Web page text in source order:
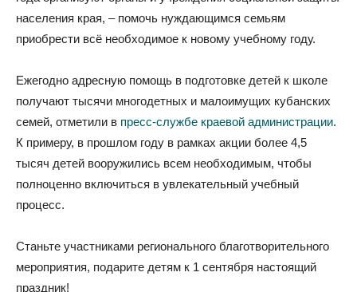
населения края, – помочь нуждающимся семьям
приобрести всё необходимое к новому учебному году.
Ежегодно адресную помощь в подготовке детей к школе
получают тысячи многодетных и малоимущих кубанских
семей, отметили в пресс-службе краевой администрации.
К примеру, в прошлом году в рамках акции более 4,5
тысяч детей вооружились всем необходимым, чтобы
полноценно включиться в увлекательный учебный
процесс.
Станьте участниками регионального благотворительного
мероприятия, подарите детям к 1 сентября настоящий
праздник!